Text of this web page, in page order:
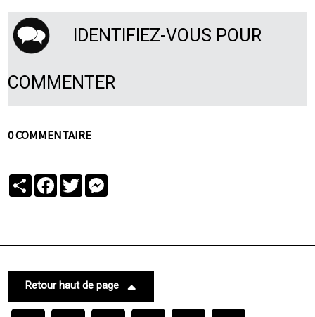
IDENTIFIEZ-VOUS POUR
COMMENTER
0 COMMENTAIRE
PartagerFacebook
Twitter
Retour haut de page